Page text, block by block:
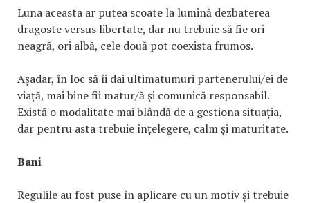
Luna aceasta ar putea scoate la lumină dezbaterea
dragoste versus libertate, dar nu trebuie să fie ori
neagră, ori albă, cele două pot coexista frumos.
Așadar, în loc să îi dai ultimatumuri partenerului/ei de
viață, mai bine fii matur/ă și comunică responsabil.
Există o modalitate mai blândă de a gestiona situația,
dar pentru asta trebuie înțelegere, calm și maturitate.
Bani
Regulile au fost puse în aplicare cu un motiv și trebuie